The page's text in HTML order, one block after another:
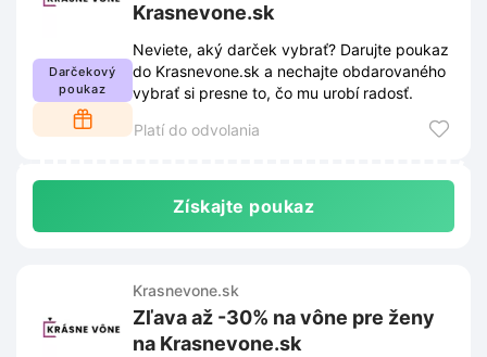
Darčekový
poukaz
Krasnevone.sk
Neviete, aký darček vybrať? Darujte poukaz
do Krasnevone.sk a nechajte obdarovaného
vybrať si presne to, čo mu urobí radosť.
Platí do odvolania
Získajte poukaz
Krasnevone.sk
Zľava až -30% na vône pre ženy
na Krasnevone.sk